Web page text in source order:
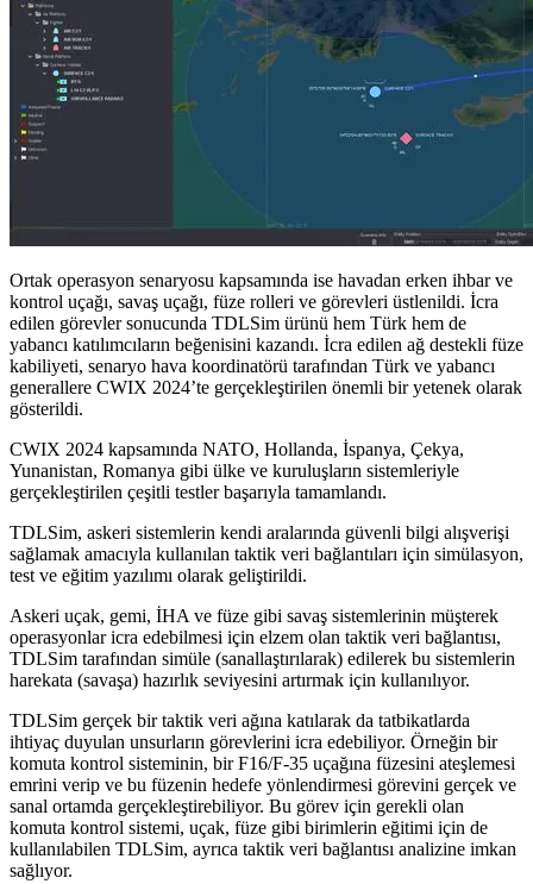
Ortak operasyon senaryosu kapsamında ise havadan erken ihbar ve
kontrol uçağı, savaş uçağı, füze rolleri ve görevleri üstlenildi. İcra
edilen görevler sonucunda TDLSim ürünü hem Türk hem de
yabancı katılımcıların beğenisini kazandı. İcra edilen ağ destekli füze
kabiliyeti, senaryo hava koordinatörü tarafından Türk ve yabancı
generallere CWIX 2024’te gerçekleştirilen önemli bir yetenek olarak
gösterildi.
CWIX 2024 kapsamında NATO, Hollanda, İspanya, Çekya,
Yunanistan, Romanya gibi ülke ve kuruluşların sistemleriyle
gerçekleştirilen çeşitli testler başarıyla tamamlandı.
TDLSim, askeri sistemlerin kendi aralarında güvenli bilgi alışverişi
sağlamak amacıyla kullanılan taktik veri bağlantıları için simülasyon,
test ve eğitim yazılımı olarak geliştirildi.
Askeri uçak, gemi, İHA ve füze gibi savaş sistemlerinin müşterek
operasyonlar icra edebilmesi için elzem olan taktik veri bağlantısı,
TDLSim tarafından simüle (sanallaştırılarak) edilerek bu sistemlerin
harekata (savaşa) hazırlık seviyesini artırmak için kullanılıyor.
TDLSim gerçek bir taktik veri ağına katılarak da tatbikatlarda
ihtiyaç duyulan unsurların görevlerini icra edebiliyor. Örneğin bir
komuta kontrol sisteminin, bir F16/F-35 uçağına füzesini ateşlemesi
emrini verip ve bu füzenin hedefe yönlendirmesi görevini gerçek ve
sanal ortamda gerçekleştirebiliyor. Bu görev için gerekli olan
komuta kontrol sistemi, uçak, füze gibi birimlerin eğitimi için de
kullanılabilen TDLSim, ayrıca taktik veri bağlantısı analizine imkan
sağlıyor.